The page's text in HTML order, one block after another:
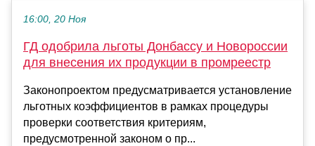
16:00, 20 Ноя
ГД одобрила льготы Донбассу и Новороссии
для внесения их продукции в промреестр
Законопроектом предусматривается установление
льготных коэффициентов в рамках процедуры
проверки соответствия критериям,
предусмотренной законом о пр...